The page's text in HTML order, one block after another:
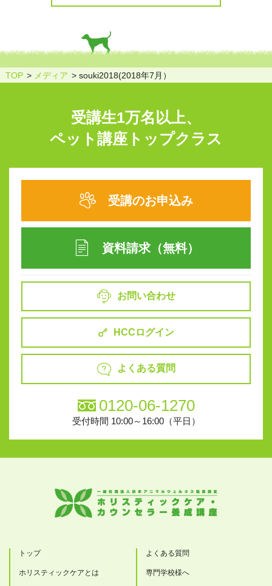
TOP メディア souki2018(2018年7月）
受講生1万名以上、
ペット講座トップクラス
受講のお申込み
資料請求（無料）
お問い合わせ
HCCログイン
よくある質問
0120-06-1270
受付時間 10:00～16:00（平日）
トップ
ホリスティックケアとは
よくある質問
専門学校様へ